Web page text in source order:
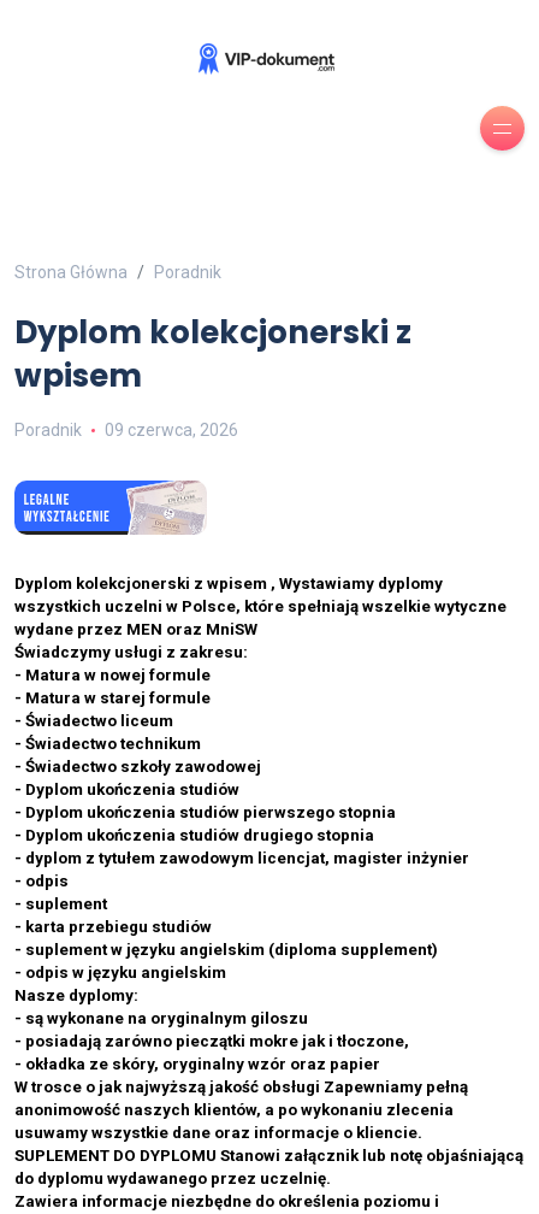
Strona Główna Poradnik
Dyplom kolekcjonerski z
wpisem
Poradnik 09 czerwca, 2026
Dyplom kolekcjonerski z wpisem , Wystawiamy dyplomy
wszystkich uczelni w Polsce, które spełniają wszelkie wytyczne
wydane przez MEN oraz MniSW
Świadczymy usługi z zakresu:
- Matura w nowej formule
- Matura w starej formule
- Świadectwo liceum
- Świadectwo technikum
- Świadectwo szkoły zawodowej
- Dyplom ukończenia studiów
- Dyplom ukończenia studiów pierwszego stopnia
- Dyplom ukończenia studiów drugiego stopnia
- dyplom z tytułem zawodowym licencjat, magister inżynier
- odpis
- suplement
- karta przebiegu studiów
- suplement w języku angielskim (diploma supplement)
- odpis w języku angielskim
Nasze dyplomy:
- są wykonane na oryginalnym giloszu
- posiadają zarówno pieczątki mokre jak i tłoczone,
- okładka ze skóry, oryginalny wzór oraz papier
W trosce o jak najwyższą jakość obsługi Zapewniamy pełną
anonimowość naszych klientów, a po wykonaniu zlecenia
usuwamy wszystkie dane oraz informacje o kliencie.
SUPLEMENT DO DYPLOMU Stanowi załącznik lub notę objaśniającą
do dyplomu wydawanego przez uczelnię.
Zawiera informacje niezbędne do określenia poziomu i